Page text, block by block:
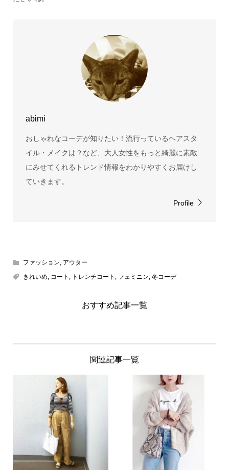
abimi
おしゃれなコーデが知りたい！流行っているヘアスタ
イル・メイクは？など、大人女性をもっと綺麗に素敵
にみせてくれるトレンド情報をわかりやすくお届けし
ていきます。
Profile
ファッション, アウター
きれいめ, コート , トレンチコート , フェミニン, 冬コーデ
おすすめ記事一覧
関連記事一覧